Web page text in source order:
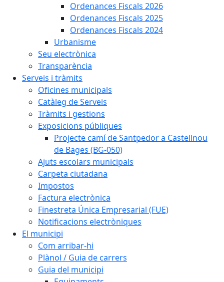
Ordenances Fiscals 2026
Ordenances Fiscals 2025
Ordenances Fiscals 2024
Urbanisme
Seu electrònica
Transparència
Serveis i tràmits
Oficines municipals
Catàleg de Serveis
Tràmits i gestions
Exposicions públiques
Projecte camí de Santpedor a Castellnou
de Bages (BG-050)
Ajuts escolars municipals
Carpeta ciutadana
Impostos
Factura electrònica
Finestreta Única Empresarial (FUE)
Notificacions electròniques
El municipi
Com arribar-hi
Plànol / Guia de carrers
Guia del municipi